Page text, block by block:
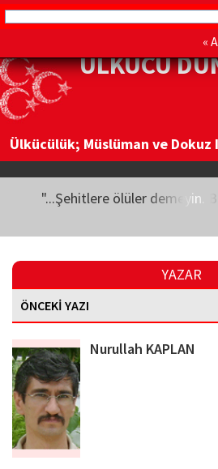
«
ÜLKÜCÜ
Ülkücülük; Müslüman ve Dokuz
"...Şehitlere ölüler demeyin.
YAZAR
ÖNCEKİ YAZI
Nurullah KAPLAN